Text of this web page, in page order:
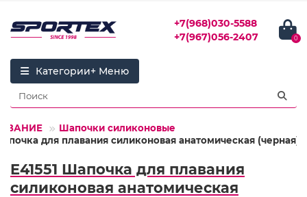
+7(968)030-5588
+7(967)056-2407
0
Категории
Шапочки силиконовые
для плавания силиконовая анатомическая (черная)
E41551 Шапочка для плавания
силиконовая анатомическая